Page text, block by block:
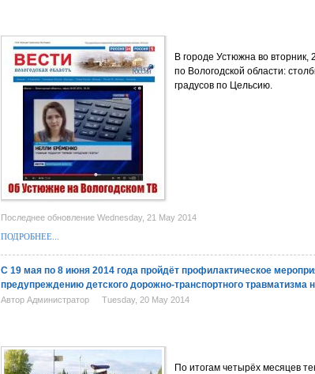
В городе Устюжна во
по Вологодской области:
градусов по Цельсию.
Последнее обновление Wednesday, 21 May 2014
ПОДРОБНЕЕ...
С 19 мая по 8 июня 2014 года пройдёт профилактическое
предупреждению детского дорожно-транспортного травматизма
Автор Администратор Tuesday, 20 May 2014
По итогам четырёх месяцев